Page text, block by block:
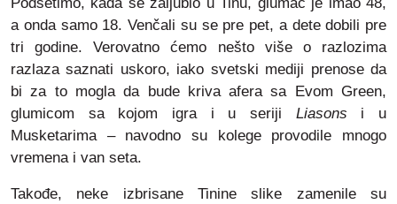
a onda samo 18. Venčali su se pre pet, a dete dobili pre
tri godine. Verovatno ćemo nešto više o razlozima
razlaza saznati uskoro, iako svetski mediji prenose da
bi za to mogla da bude kriva afera sa Evom Green,
glumicom sa kojom igra i u seriji Liasons i u
Musketarima – navodno su kolege provodile mnogo
vremena i van seta.
Takođe, neke izbrisane Tinine slike zamenile su